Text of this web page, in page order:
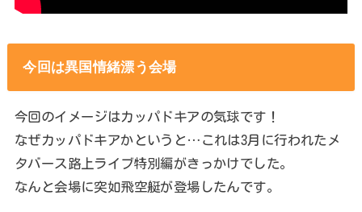
今回は異国情緒漂う会場
今回のイメージはカッパドキアの気球です！
なぜカッパドキアかというと…これは3月に行われたメ
タバース路上ライブ特別編がきっかけでした。
なんと会場に突如飛空艇が登場したんです。